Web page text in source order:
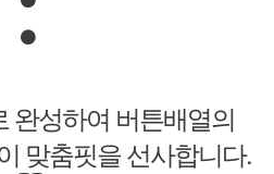
한 귀여움을 동시 갖는
출해보세요.